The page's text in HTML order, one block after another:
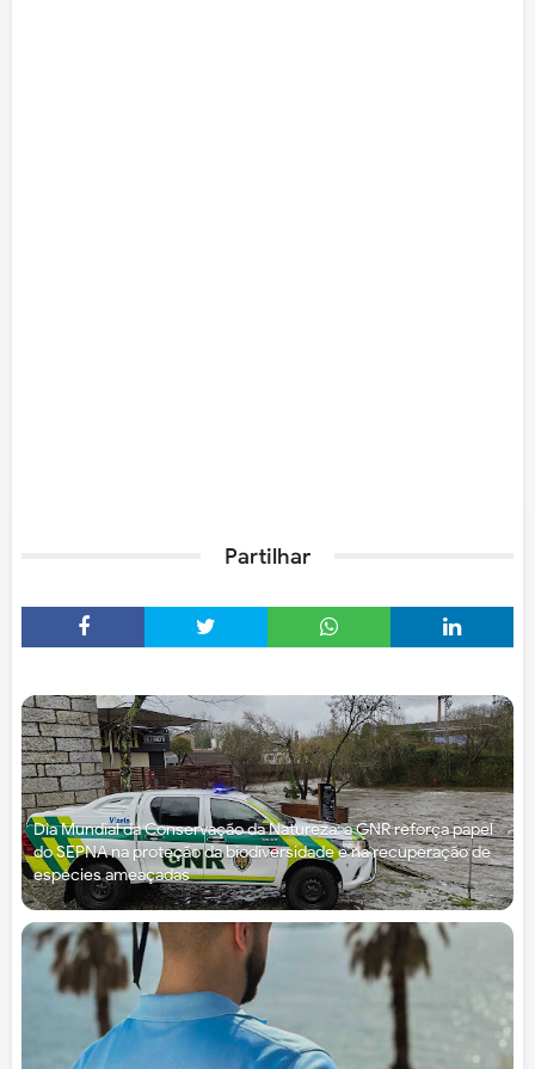
Partilhar
Dia Mundial da Conservação da Natureza: a GNR reforça papel
do SEPNA na proteção da biodiversidade e na recuperação de
espécies ameaçadas